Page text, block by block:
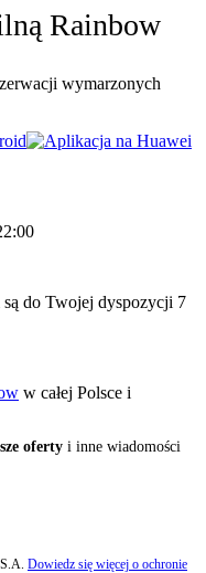
Rainbow
wymarzonych
do Twojej dyspozycji 7
w całej Polsce i
oferty i inne wiadomości
Dowiedz się więcej o ochronie